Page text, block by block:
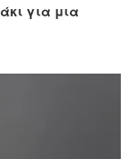
για μια